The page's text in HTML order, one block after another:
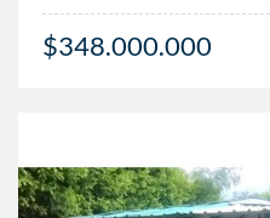
$348.000.000